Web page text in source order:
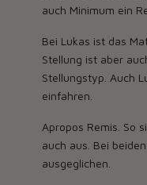
auch Minimum ein
Bei Lukas ist das
Stellung ist aber
Stellungstyp. Auch
einfahren.
Apropos Remis. So
auch aus. Bei
ausgeglichen.